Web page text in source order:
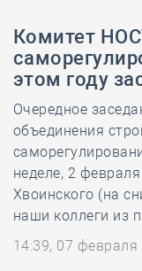
Комитет
этом году
Очередное
объединения
неделе, 2
Хвоинского (на
наши коллеги из
14:39, 07 февраля